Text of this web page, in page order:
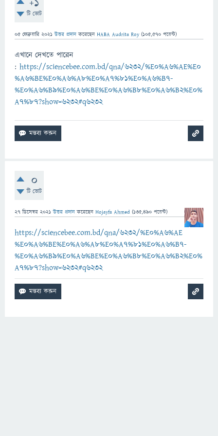
টি ভোট
05 ফেব্রুয়ারি 2021 উত্তর প্রদান করেছেন HABA Audrita Roy (105,570 পয়েন্ট)
এখানে দেখতে পারেন
: https://sciencebee.com.bd/qna/6232/%E0%A6%AE%E0
%A6%BE%E0%A6%A8%E0%A7%81%E0%A6%B7-
%E0%A6%B9%E0%A6%BE%E0%A6%B8%E0%A6%B2%E0%
A7%87?show=6232#q6232
0
টি ভোট
27 ডিসেম্বর 2021 উত্তর প্রদান করেছেন Hojayfa Ahmed (135,490 পয়েন্ট)
https://sciencebee.com.bd/qna/6232/%E0%A6%AE
%E0%A6%BE%E0%A6%A8%E0%A7%81%E0%A6%B7-
%E0%A6%B9%E0%A6%BE%E0%A6%B8%E0%A6%B2%E0%
A7%87?show=6232#q6232